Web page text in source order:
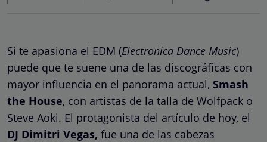
Si te apasiona el EDM (Electronica Dance Music)
puede que te suene una de las discográficas con
mayor influencia en el panorama actual, Smash
the House, con artistas de la talla de Wolfpack o
Steve Aoki. El protagonista del artículo de hoy, el
DJ Dimitri Vegas, fue una de las cabezas